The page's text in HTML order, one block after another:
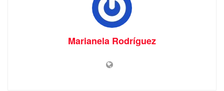
Marianela Rodríguez